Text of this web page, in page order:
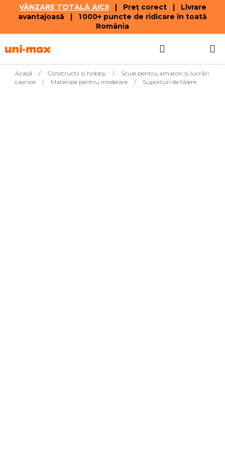
VÂNZARE TOTALĂ AICI!| Preț corect | Livrare
avantajoasă | 1 000+ puncte de ridicare în toată
România
la
DE
Acasă / Construcții și hobby /
Scule pentru amatori şi lucrări
casnice
/ Materiale pentru modelare / Suporturi de tăiere